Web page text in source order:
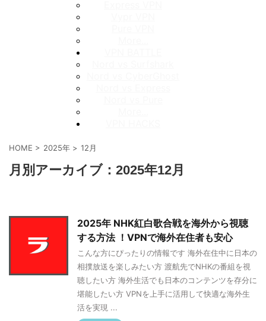
HOME > 2025年 > 12月
月別アーカイブ：2025年12月
2025年 NHK紅白歌合戦を海外から視聴
する方法 ！VPNで海外在住者も安心
こんな方にぴったりの情報です 海外在住中に日本の
相撲放送を楽しみたい方 渡航先でNHKの番組を視
聴したい方 海外生活でも日本のコンテンツを存分に
堪能したい方 VPNを上手に活用して快適な海外生
活を実現 ...